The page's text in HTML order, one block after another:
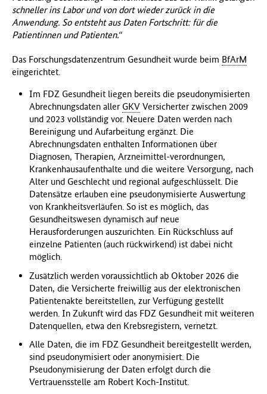
schneller ins Labor und von dort wieder zurück in die
Anwendung. So entsteht aus Daten Fortschritt: für die
Patientinnen und Patienten.“
Das Forschungsdatenzentrum Gesundheit wurde beim BfArM
eingerichtet.
Im FDZ Gesundheit liegen bereits die pseudonymisierten
Abrechnungsdaten aller GKVVersicherter zwischen 2009
und 2023 vollständig vor. Neuere Daten werden nach
Bereinigung und Aufarbeitung ergänzt. Die
Abrechnungsdaten enthalten Informationen über
Diagnosen, Therapien, Arzneimittel-verordnungen,
Krankenhausaufenthalte und die weitere Versorgung, nach
Alter und Geschlecht und regional aufgeschlüsselt. Die
Datensätze erlauben eine pseudonymisierte Auswertung
von Krankheitsverläufen. So ist es möglich, das
Gesundheitswesen dynamisch auf neue
Herausforderungen auszurichten. Ein Rückschluss auf
einzelne Patienten (auch rückwirkend) ist dabei nicht
möglich.
Zusätzlich werden voraussichtlich ab Oktober 2026 die
Daten, die Versicherte freiwillig aus der elektronischen
Patientenakte bereitstellen, zur Verfügung gestellt
werden. In Zukunft wird das FDZ Gesundheit mit weiteren
Datenquellen, etwa den Krebsregistern, vernetzt.
Alle Daten, die im FDZ Gesundheit bereitgestellt werden,
sind pseudonymisiert oder anonymisiert. Die
Pseudonymisierung der Daten erfolgt durch die
Vertrauensstelle am Robert Koch-Institut.